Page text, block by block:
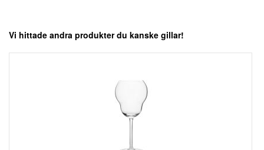
Vi hittade andra produkter du kanske gillar!